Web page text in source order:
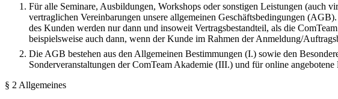
Für alle Seminare, Ausbildungen, Workshops oder sonstigen Leistungen (auch
vertraglichen Vereinbarungen unsere allgemeinen Geschäftsbedingungen
des Kunden werden nur dann und insoweit Vertragsbestandteil, als die
beispielsweise auch dann, wenn der Kunde im Rahmen der Anmeldung/
Die AGB bestehen aus den Allgemeinen Bestimmungen (I.) sowie den
Sonderveranstaltungen der ComTeam Akademie (III.) und für online
§ 2 Allgemeines